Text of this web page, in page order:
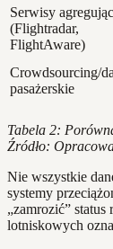
Serwisy
(Flightradar,
FlightAware)
Crowdsourcing/
pasażerskie
Tabela 2:
Źródło:
Nie wszystkie
systemy
„zamrozić”
lotniskowych